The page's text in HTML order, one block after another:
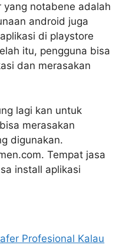
yang notabene adalah
android juga
di playstore
itu, pengguna bisa
dan merasakan
lagi kan untuk
merasakan
digunakan.
Tempat jasa
install aplikasi
Profesional Kalau